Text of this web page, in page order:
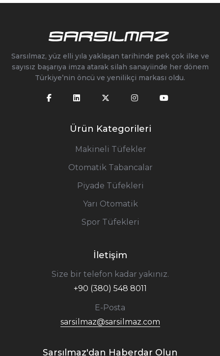
Sarsılmaz, yüz elli yıla yaklaşan tarihinde pek çok ilke ve
sayısız başarıya imza atarak silah sanayiinde her dönem
Türkiye’nin öncü ve yenilikçi markası oldu.
Ürün Kategorileri
Makineli Tüfekler
Otomatik Tabancalar
Piyade Tüfekleri
Yarı Otomatik
Spor Tüfekleri
İletişim
Size bir telefon kadar yakınız.
+90 (380) 548 8011
E-Posta
sarsilmaz@sarsilmaz.com
Sarsılmaz'dan Haberdar Olun